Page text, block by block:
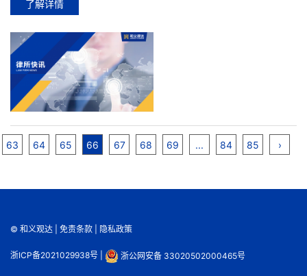
了解详情
63 64 65 66 67 68 69 ... 84 85 ›
© 和义观达 | 免责条款 隐私政策
浙ICP备2021029938号 浙公网安备 33020502000465号